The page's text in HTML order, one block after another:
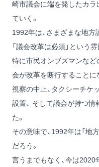
崎市議会に端を発したカラ
ていく。
1992年は、さまざまな地方
「議会改革は必須」という
特に市民オンブズマンなど
会が改革を断行することに
視察の中止、タクシーチケ
設置、 そして議会が持つ
た。
その意味で、1992年は「地
だろう。
言うまでもなく、今は